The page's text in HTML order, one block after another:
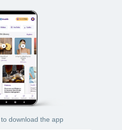
download the app